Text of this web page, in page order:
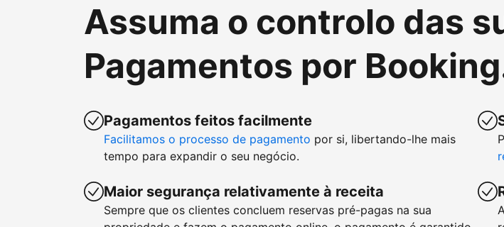
Assuma o controlo das
Pagamentos por
Pagamentos feitos facilmente
Facilitamos o processo de pagamento por si, libertando-lhe mais
tempo para expandir o seu negócio.
Maior segurança relativamente à receita
Sempre que os clientes concluem reservas pré-pagas na sua